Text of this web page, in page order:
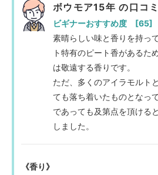
ボウモア15年 の口コ
ビギナーおすすめ度 [65]
素晴らしい味と香りを持っ
ト特有のピート香があるた
は敬遠する香りです。
ただ、多くのアイラモルト
ても落ち着いたものとなっ
であっても及第点を頂ける
しました。
《香り》